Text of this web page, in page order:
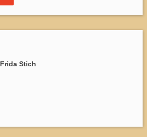
Frida Stich